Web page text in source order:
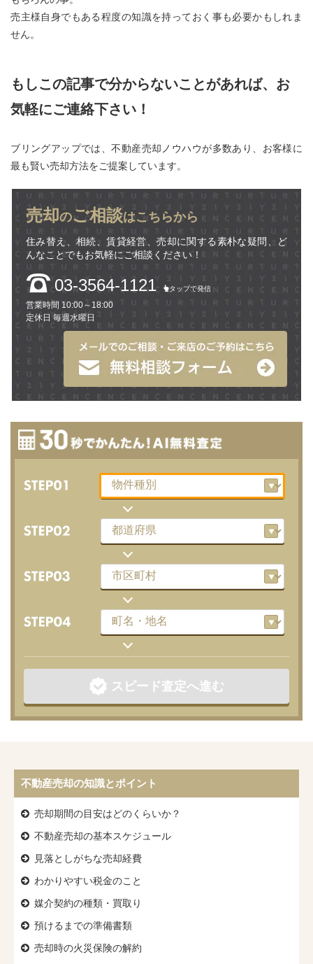
売主様自身でもある程度の知識を持っておく事も必要かもしれま
せん。
もしこの記事で分からないことがあれば、お
気軽にご連絡下さい！
ブリングアップでは、不動産売却ノウハウが多数あり、お客様に
最も賢い売却方法をご提案しています。
売却のご相談はこちらから
住み替え、相続、賃貸経営、売却に関する素朴な疑問、ど
んなことでもお気軽にご相談ください！
03-3564-1121 タップで発信
営業時間 10:00～18:00
定休日 毎週水曜日
スピード査定へ進む
不動産売却の知識とポイント
売却期間の目安はどのくらいか？
不動産売却の基本スケジュール
見落としがちな売却経費
わかりやすい税金のこと
媒介契約の種類・買取り
預けるまでの準備書類
売却時の火災保険の解約